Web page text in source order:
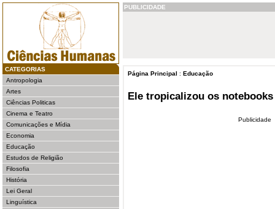
CATEGORIAS
Antropologia
Artes
Ciências Politicas
Cinema e Teatro
Comunicações e Mídia
Economia
Educação
Estudos de Religião
Filosofia
História
Lei Geral
Linguística
PUBLICIDADE
Página Principal : Educação
Ele tropicalizou os notebooks
Publicidade